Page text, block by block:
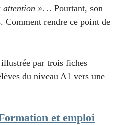
»… Pourtant, son
Comment rendre ce point de
par trois fiches
du niveau A1 vers une
et emploi